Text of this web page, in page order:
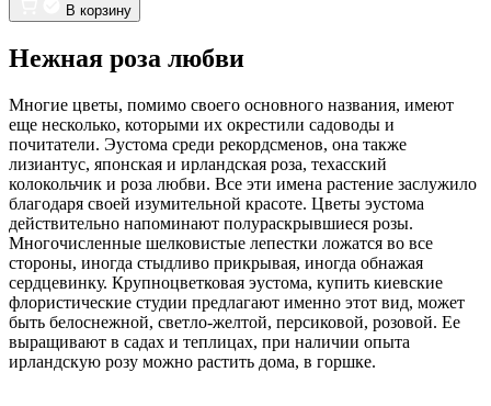
В корзину
Нежная роза любви
Многие цветы, помимо своего основного названия, имеют
еще несколько, которыми их окрестили садоводы и
почитатели. Эустома среди рекордсменов, она также
лизиантус, японская и ирландская роза, техасский
колокольчик и роза любви. Все эти имена растение заслужило
благодаря своей изумительной красоте. Цветы эустома
действительно напоминают полураскрывшиеся розы.
Многочисленные шелковистые лепестки ложатся во все
стороны, иногда стыдливо прикрывая, иногда обнажая
сердцевинку. Крупноцветковая эустома, купить киевские
флористические студии предлагают именно этот вид, может
быть белоснежной, светло-желтой, персиковой, розовой. Ее
выращивают в садах и теплицах, при наличии опыта
ирландскую розу можно растить дома, в горшке.